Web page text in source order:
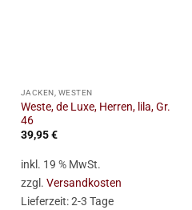
JACKEN, WESTEN
Weste, de Luxe, Herren, lila, Gr.
46
39,95€
inkl. 19 % MwSt.
zzgl. Versandkosten
Lieferzeit:2-3 Tage